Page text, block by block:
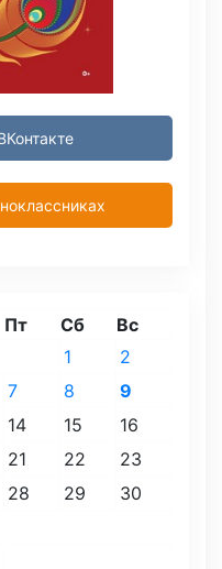
Пт Сб Вс
1
2
7 8
9
14 15
16
21 22
23
28 29
30